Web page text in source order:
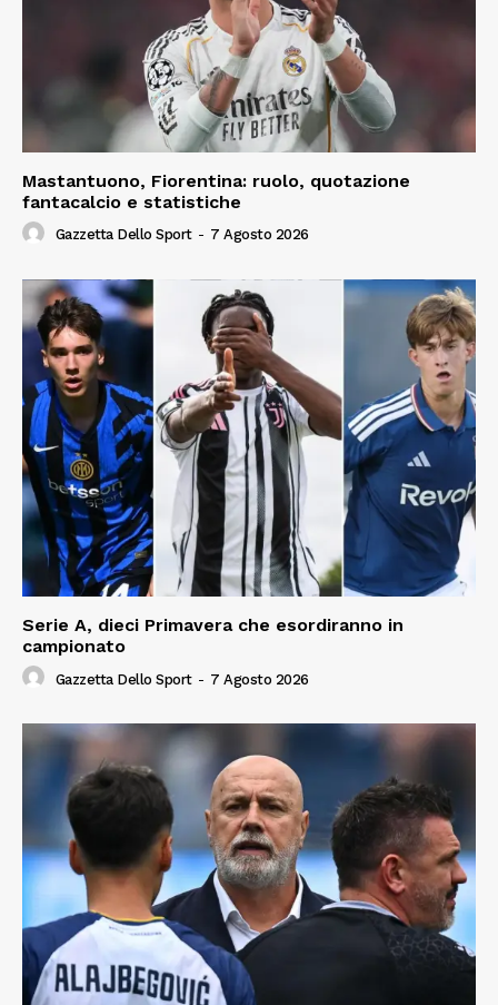
Mastantuono, Fiorentina: ruolo, quotazione
fantacalcio e statistiche
Gazzetta Dello Sport - 7 Agosto 2026
Serie A, dieci Primavera che esordiranno in
campionato
Gazzetta Dello Sport - 7 Agosto 2026